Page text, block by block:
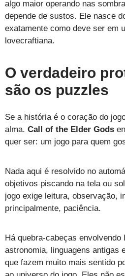
algo maior operando nas
depende de sustos. Ele nasce
exatamente como deve ser em
lovecraftiana.
O verdadeiro
são os puzzles
Se a história é o coração do
alma. Call of the Elder Gods
quer ser: um jogo para quem
Nada aqui é resolvido no
objetivos piscando na tela ou
jogo exige leitura, observação,
principalmente, paciência.
Há quebra-cabeças
astronomia, linguagens antigas
que fazem muito mais sentido